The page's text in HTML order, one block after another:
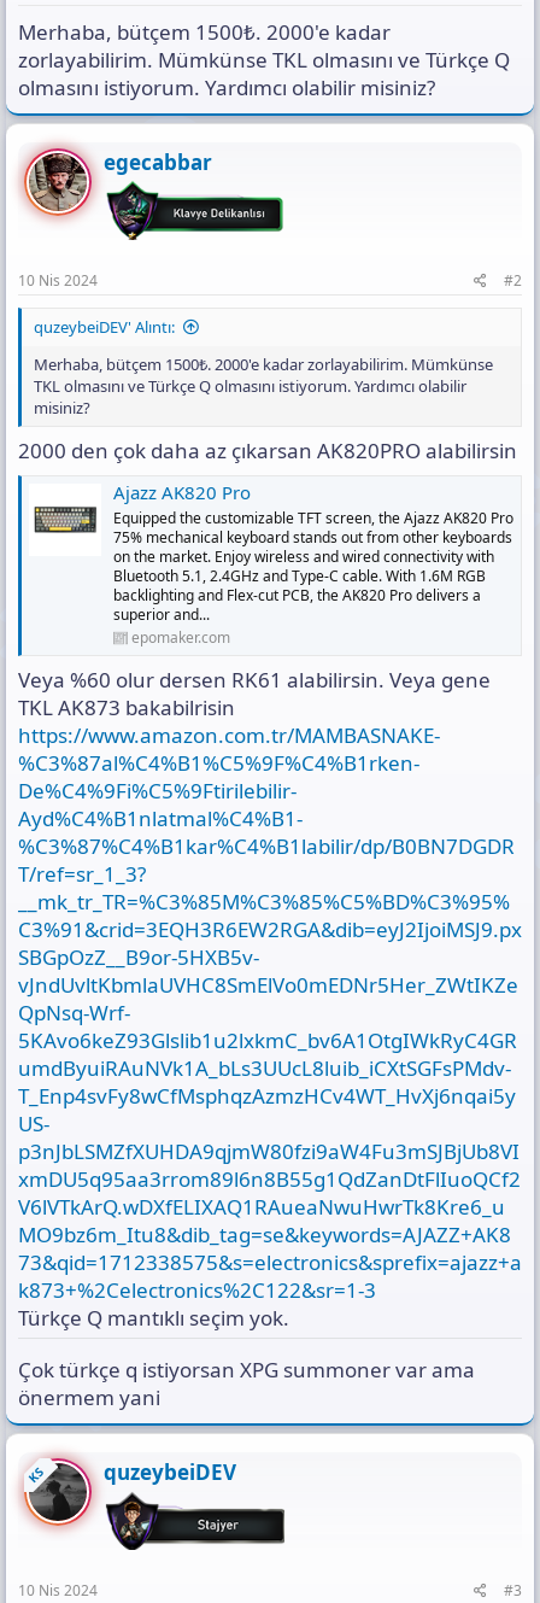
o
Merhaba, bütçem 1500₺. 2000'e kadar
zorlayabilirim. Mümkünse TKL olmasını ve Türkçe Q
olmasını istiyorum. Yardımcı olabilir misiniz?
egecabbar
10 Nis 2024 #2
quzeybeiDEV' Alıntı:
Merhaba, bütçem 1500₺. 2000'e kadar zorlayabilirim. Mümkünse
TKL olmasını ve Türkçe Q olmasını istiyorum. Yardımcı olabilir
misiniz?
2000 den çok daha az çıkarsan AK820PRO alabilirsin
Ajazz AK820 Pro
Equipped the customizable TFT screen, the Ajazz AK820 Pro
75% mechanical keyboard stands out from other keyboards
on the market. Enjoy wireless and wired connectivity with
Bluetooth 5.1, 2.4GHz and Type-C cable. With 1.6M RGB
backlighting and Flex-cut PCB, the AK820 Pro delivers a
superior and...
epomaker.com
Veya %60 olur dersen RK61 alabilirsin. Veya gene
TKL AK873 bakabilrisin
https://www.amazon.com.tr/MAMBASNAKE-
%C3%87al%C4%B1%C5%9F%C4%B1rken-
De%C4%9Fi%C5%9Ftirilebilir-
Ayd%C4%B1nlatmal%C4%B1-
%C3%87%C4%B1kar%C4%B1labilir/dp/B0BN7DGDR
T/ref=sr_1_3?
__mk_tr_TR=%C3%85M%C3%85%C5%BD%C3%95%
C3%91&crid=3EQH3R6EW2RGA&dib=eyJ2IjoiMSJ9.px
SBGpOzZ__B9or-5HXB5v-
vJndUvltKbmlaUVHC8SmElVo0mEDNr5Her_ZWtIKZe
QpNsq-Wrf-
5KAvo6keZ93Glslib1u2lxkmC_bv6A1OtgIWkRyC4GR
umdByuiRAuNVk1A_bLs3UUcL8luib_iCXtSGFsPMdv-
T_Enp4svFy8wCfMsphqzAzmzHCv4WT_HvXj6nqai5y
US-
p3nJbLSMZfXUHDA9qjmW80fzi9aW4Fu3mSJBjUb8VI
xmDU5q95aa3rrom89l6n8B55g1QdZanDtFlIuoQCf2
V6lVTkArQ.wDXfELIXAQ1RAueaNwuHwrTk8Kre6_u
MO9bz6m_Itu8&dib_tag=se&keywords=AJAZZ+AK8
73&qid=1712338575&s=electronics&sprefix=ajazz+a
k873+%2Celectronics%2C122&sr=1-3
Türkçe Q mantıklı seçim yok.
Çok türkçe q istiyorsan XPG summoner var ama
önermem yani
KS quzeybeiDEV
10 Nis 2024 #3